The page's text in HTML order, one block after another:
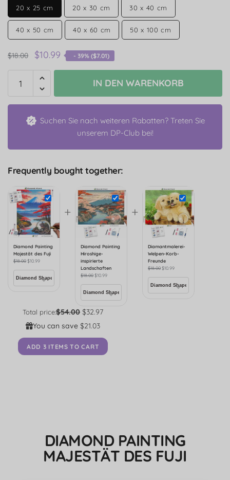
20 x 25 cm 20 x 30 cm 30 x 40 cm
40 x 50 cm 40 x 60 cm 50 x 100 cm
$18.00 $10.99 - 39% ($7.01)
IN DEN WARENKORB
Suchen Sie nach weiteren Rabatten? Treten Sie
unserem DP-Club bei!
Frequently bought together:
Diamond Painting
Majestät des Fuji
$18.00$10.99
+
Diamond Painting
Hiroshige-
inspirierte
Landschaften
$18.00$10.99
+
Diamantmalerei-
Welpen-Korb-
Freunde
$18.00$10.99
Total price:$54.00 $32.97
You can save$21.03
ADD 3 ITEMS TO CART
DIAMOND PAINTING
MAJESTÄT DES FUJI